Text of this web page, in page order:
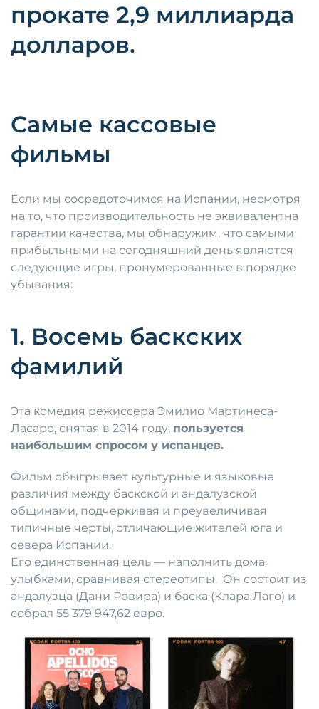
прокате 2,9 миллиарда
долларов.
Самые кассовые
фильмы
Если мы сосредоточимся на Испании, несмотря
на то, что производительность не эквивалентна
гарантии качества, мы обнаружим, что самыми
прибыльными на сегодняшний день являются
следующие игры, пронумерованные в порядке
убывания:
1. Восемь баскских
фамилий
Эта комедия режиссера Эмилио Мартинеса-
Ласаро, снятая в 2014 году, пользуется
наибольшим спросом у испанцев.
Фильм обыгрывает культурные и языковые
различия между баскской и андалузской
общинами, подчеркивая и преувеличивая
типичные черты, отличающие жителей юга и
севера Испании.
Его единственная цель — наполнить дома
улыбками, сравнивая стереотипы. Он состоит из
андалузца (Дани Ровира) и баска (Клара Лаго) и
собрал 55 379 947,62 евро.